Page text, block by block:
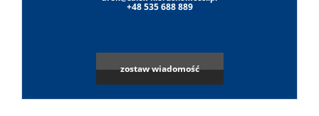
Sałek
+48 535 688 889
zostaw wiadomość